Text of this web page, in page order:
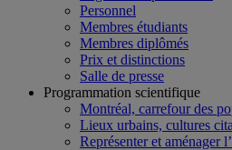
Personnel
Membres étudiants
Membres diplômés
Prix et distinctions
Salle de presse
Programmation scientifique
Montréal, carrefour des
Lieux urbains, cultures
Représenter et aménager